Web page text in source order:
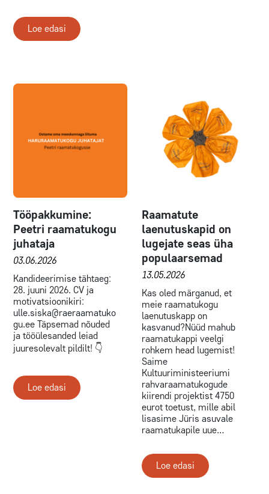
Loe edasi
Tööpakkumine:
Peetri raamatukogu
juhataja
03.06.2026
Kandideerimise tähtaeg:
28. juuni 2026. CV ja
motivatsioonikiri:
ulle.siska@raeraamatuko
gu.ee Täpsemad nõuded
ja tööülesanded leiad
juuresolevalt pildilt! 👇
Loe edasi
Raamatute
laenutuskapid on
lugejate seas üha
populaarsemad
13.05.2026
Kas oled märganud, et
meie raamatukogu
laenutuskapp on
kasvanud?Nüüd mahub
raamatukappi veelgi
rohkem head lugemist!
Saime
Kultuuriministeeriumi
rahvaraamatukogude
kiirendi projektist 4750
eurot toetust, mille abil
lisasime Jüris asuvale
raamatukapile uue…
Loe edasi